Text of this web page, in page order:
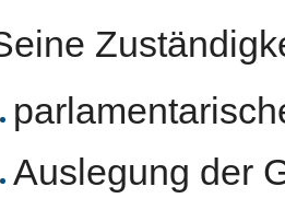
Auslegung der